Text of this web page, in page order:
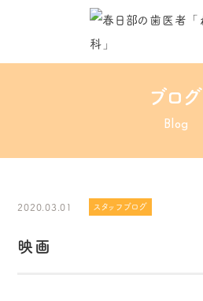
ブログ
Blog
2020.03.01 スタッフブログ
映画